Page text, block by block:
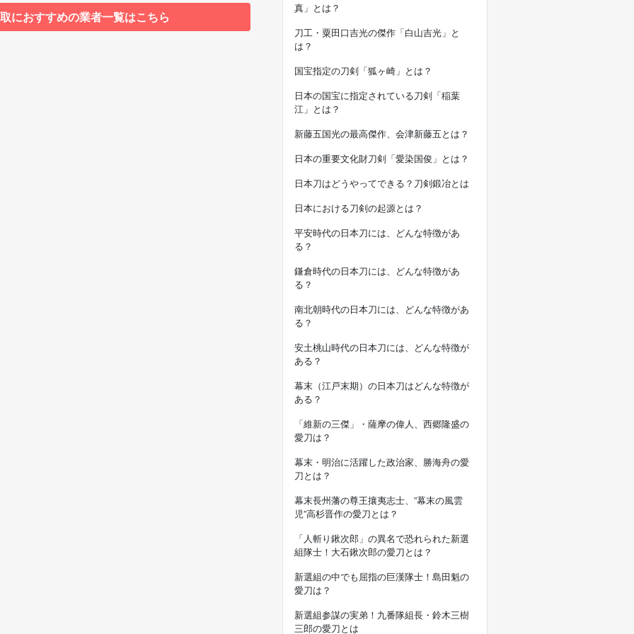
におすすめの業者一覧はこちら
真」とは？
刀工・粟田口吉光の傑作「白山吉光」と
は？
国宝指定の刀剣「狐ヶ崎」とは？
日本の国宝に指定されている刀剣「稲葉
江」とは？
新藤五国光の最高傑作、会津新藤五とは？
日本の重要文化財刀剣「愛染国俊」とは？
日本刀はどうやってできる？刀剣鍛冶とは
日本における刀剣の起源とは？
平安時代の日本刀には、どんな特徴があ
る？
鎌倉時代の日本刀には、どんな特徴があ
る？
南北朝時代の日本刀には、どんな特徴があ
る？
安土桃山時代の日本刀には、どんな特徴が
ある？
幕末（江戸末期）の日本刀はどんな特徴が
ある？
「維新の三傑」・薩摩の偉人、西郷隆盛の
愛刀は？
幕末・明治に活躍した政治家、勝海舟の愛
刀とは？
幕末長州藩の尊王攘夷志士、”幕末の風雲
児”高杉晋作の愛刀とは？
「人斬り鍬次郎」の異名で恐れられた新選
組隊士！大石鍬次郎の愛刀とは？
新選組の中でも屈指の巨漢隊士！島田魁の
愛刀は？
新選組参謀の実弟！九番隊組長・鈴木三樹
三郎の愛刀とは